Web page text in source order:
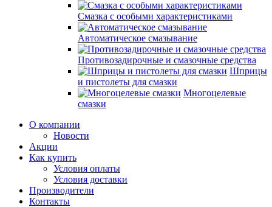
Смазка с особыми характеристиками
Автоматическое смазывание
Противозадирочные и смазочные средства
Шприцы
и пистолеты для смазки
Многоцелевые
смазки
О компании
Новости
Акции
Как купить
Условия оплаты
Условия доставки
Производители
Контакты